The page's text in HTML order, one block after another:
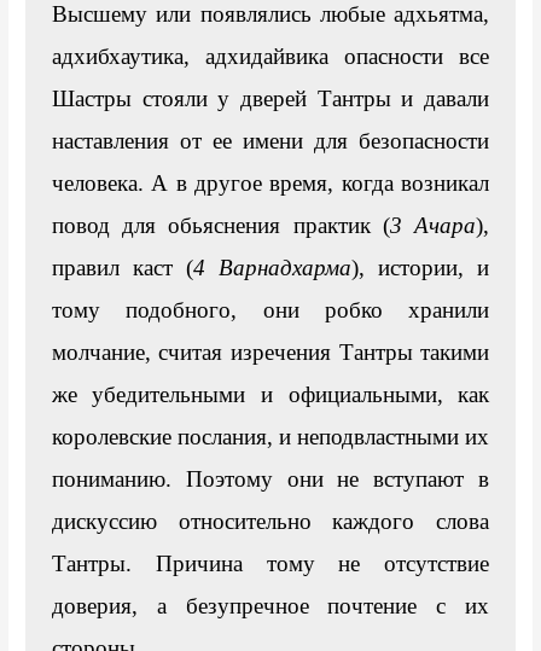
Высшему или появлялись любые адхьятма,
адхибхаутика, адхидайвика опасности все
Шастры стояли у дверей Тантры и давали
наставления от ее имени для безопасности
человека. А в другое время, когда возникал
повод для обьяснения практик (3 Ачара),
правил каст (4 Варнадхарма), истории, и
тому подобного, они робко хранили
молчание, считая изречения Тантры такими
же убедительными и официальными, как
королевские послания, и неподвластными их
пониманию. Поэтому они не вступают в
дискуссию относительно каждого слова
Тантры. Причина тому не отсутствие
доверия, а безупречное почтение с их